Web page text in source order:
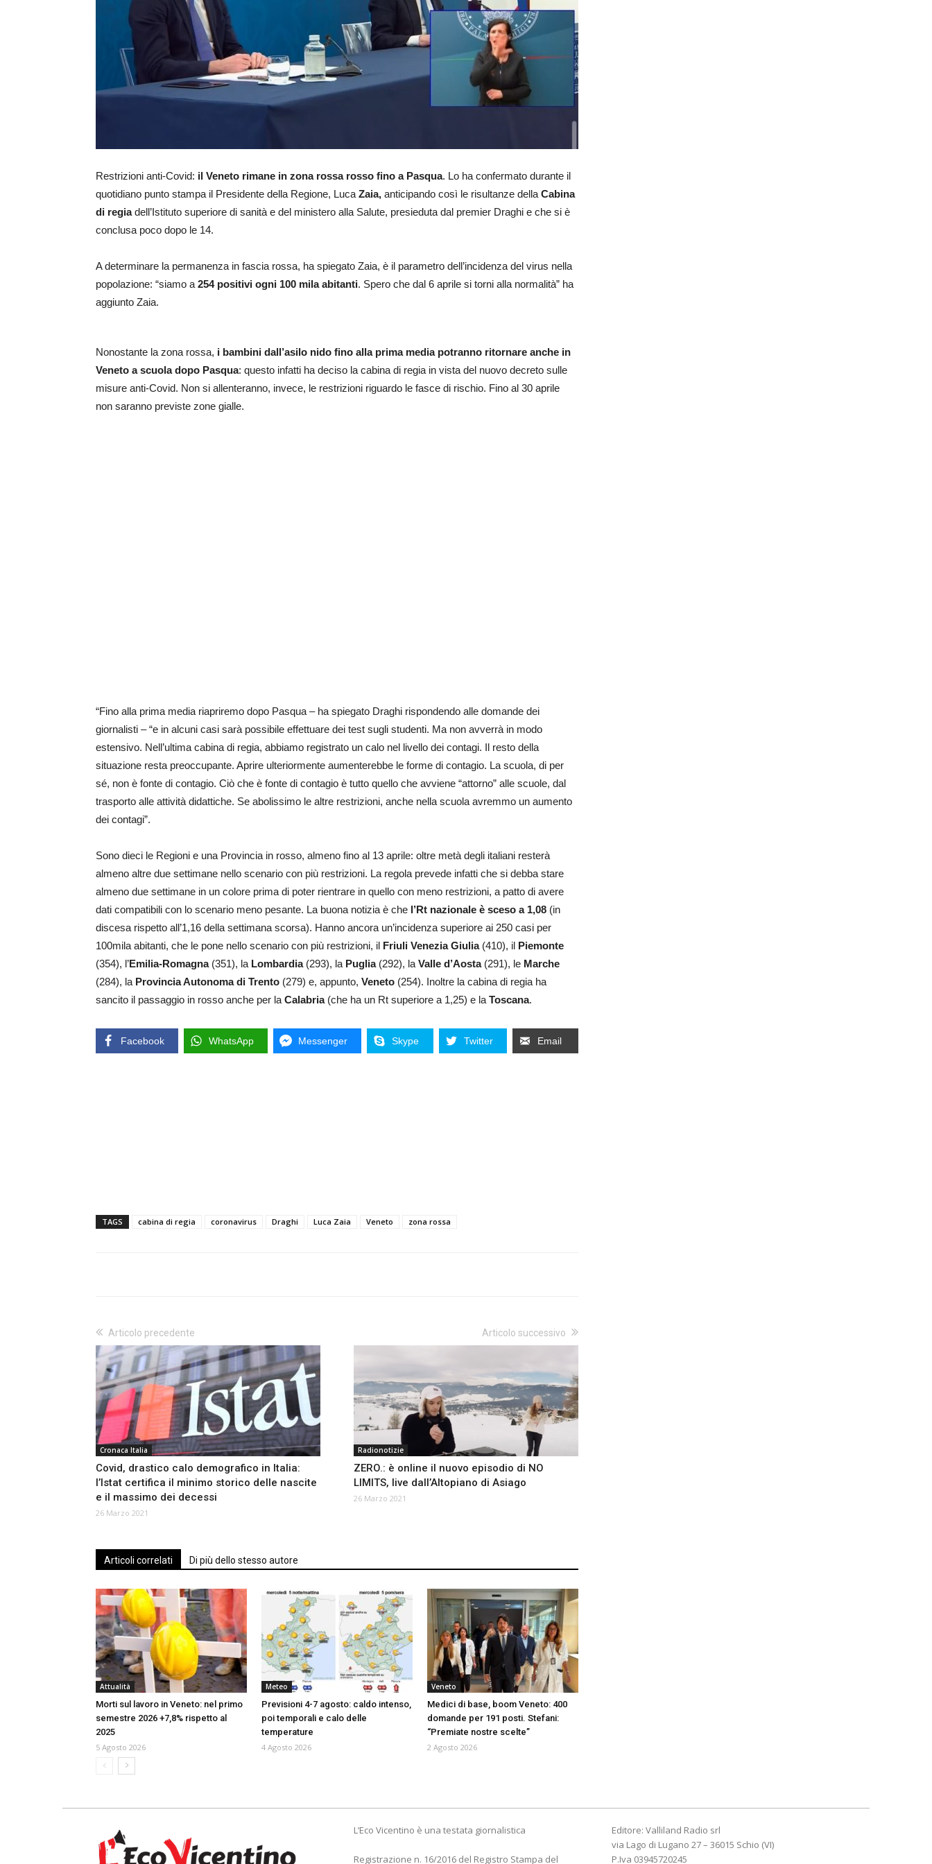
Restrizioni anti-Covid: il Veneto rimane in zona rossa rosso fino a Pasqua. Lo ha confermato durante il
quotidiano punto stampa il Presidente della Regione, Luca Zaia, anticipando così le risultanze della Cabina
di regiadell’Istituto superiore di sanità e del ministero alla Salute, presieduta dal premier Draghi e che si è
conclusa poco dopo le 14.
A determinare la permanenza in fascia rossa, ha spiegato Zaia, è il parametro dell’incidenza del virus nella
popolazione: “siamo a 254 positivi ogni 100 mila abitanti. Spero che dal 6 aprile si torni alla normalità” ha
aggiunto Zaia.
Nonostante la zona rossa, i bambini dall’asilo nido fino alla prima media potranno ritornare anche in
Veneto a scuola dopo Pasqua: questo infatti ha deciso la cabina di regia in vista del nuovo decreto sulle
misure anti-Covid. Non si allenteranno, invece, le restrizioni riguardo le fasce di rischio. Fino al 30 aprile
non saranno previste zone gialle.
“Fino alla prima media riapriremo dopo Pasqua – ha spiegato Draghi rispondendo alle domande dei
giornalisti – “e in alcuni casi sarà possibile effettuare dei test sugli studenti. Ma non avverrà in modo
estensivo. Nell’ultima cabina di regia, abbiamo registrato un calo nel livello dei contagi. Il resto della
situazione resta preoccupante. Aprire ulteriormente aumenterebbe le forme di contagio. La scuola, di per
sé, non è fonte di contagio. Ciò che è fonte di contagio è tutto quello che avviene “attorno” alle scuole, dal
trasporto alle attività didattiche. Se abolissimo le altre restrizioni, anche nella scuola avremmo un aumento
dei contagi”.
Sono dieci le Regioni e una Provincia in rosso, almeno fino al 13 aprile: oltre metà degli italiani resterà
almeno altre due settimane nello scenario con più restrizioni. La regola prevede infatti che si debba stare
almeno due settimane in un colore prima di poter rientrare in quello con meno restrizioni, a patto di avere
dati compatibili con lo scenario meno pesante. La buona notizia è che l’Rt nazionale è sceso a 1,08 (in
discesa rispetto all’1,16 della settimana scorsa). Hanno ancora un’incidenza superiore ai 250 casi per
100mila abitanti, che le pone nello scenario con più restrizioni, il Friuli Venezia Giulia(410), il Piemonte
(354), l’Emilia-Romagna (351), la Lombardia (293), la Puglia (292), la Valle d’Aosta (291), le Marche
(284), la Provincia Autonoma di Trento (279) e, appunto, Veneto (254). Inoltre la cabina di regia ha
sancito il passaggio in rosso anche per la Calabria(che ha un Rt superiore a 1,25) e la Toscana.
Facebook WhatsApp Messenger Skype Twitter Email
TAGS cabina di regia coronavirus Draghi Luca Zaia Veneto zona rossa
Articolo precedente
Cronaca Italia
Covid, drastico calo demografico in Italia:
l’Istat certifica il minimo storico delle nascite
e il massimo dei decessi
26 Marzo 2021
Articolo successivo
Radionotizie
ZERO.: è online il nuovo episodio di NO
LIMITS, live dall’Altopiano di Asiago
26 Marzo 2021
Articoli correlati Di più dello stesso autore
Attualità
Morti sul lavoro in Veneto: nel primo
semestre 2026 +7,8% rispetto al
2025
5 Agosto 2026
Meteo
Previsioni 4-7 agosto: caldo intenso,
poi temporali e calo delle
temperature
4 Agosto 2026
Veneto
Medici di base, boom Veneto: 400
domande per 191 posti. Stefani:
“Premiate nostre scelte”
2 Agosto 2026
L’Eco Vicentino è una testata giornalistica
Registrazione n. 16/2016 del Registro Stampa del
Editore: Valliland Radio srl
via Lago di Lugano 27 – 36015 Schio (VI)
P.Iva 03945720245